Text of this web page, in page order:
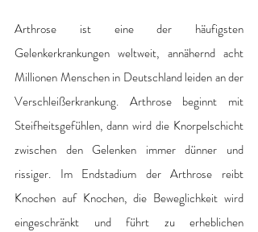
Arthrose ist eine der häufigsten
Gelenkerkrankungen weltweit, annähernd acht
Millionen Menschen in Deutschland leiden an der
Verschleißerkrankung. Arthrose beginnt mit
Steifheitsgefühlen, dann wird die Knorpelschicht
zwischen den Gelenken immer dünner und
rissiger. Im Endstadium der Arthrose reibt
Knochen auf Knochen, die Beweglichkeit wird
eingeschränkt und führt zu erheblichen